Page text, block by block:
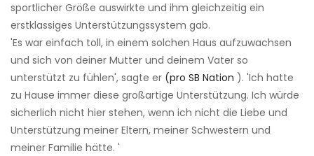
sportlicher Größe auswirkte und ihm gleichzeitig ein
erstklassiges Unterstützungssystem gab.
'Es war einfach toll, in einem solchen Haus aufzuwachsen
und sich von deiner Mutter und deinem Vater so
unterstützt zu fühlen', sagte er (pro SB Nation ). 'Ich hatte
zu Hause immer diese großartige Unterstützung. Ich würde
sicherlich nicht hier stehen, wenn ich nicht die Liebe und
Unterstützung meiner Eltern, meiner Schwestern und
meiner Familie hätte. '